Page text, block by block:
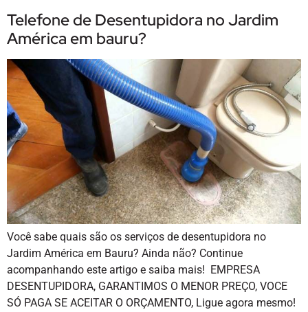
Telefone de Desentupidora no Jardim
América em bauru?
Você sabe quais são os serviços de desentupidora no
Jardim América em Bauru? Ainda não? Continue
acompanhando este artigo e saiba mais! EMPRESA
DESENTUPIDORA, GARANTIMOS O MENOR PREÇO, VOCE
SÓ PAGA SE ACEITAR O ORÇAMENTO, Ligue agora mesmo!